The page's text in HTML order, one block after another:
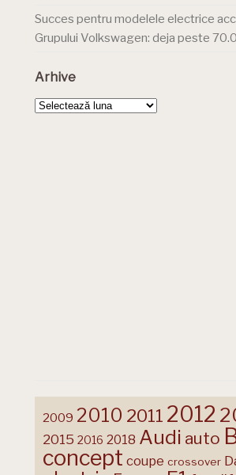
Succes pentru modelele electrice
Grupului Volkswagen: deja peste
Arhive
Arhive
2009 2010 2011 2012
2015 2016 2018 Audi auto
concept coupe crossover